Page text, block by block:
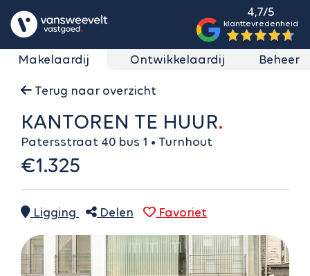
4,7/5
klanttevredenheid
Makelaardij Ontwikkelaardij Beheer
Terug naar overzicht
KANTOREN TE HUUR
Patersstraat 40 bus 1 • Turnhout
€1.325
Ligging Delen Favoriet